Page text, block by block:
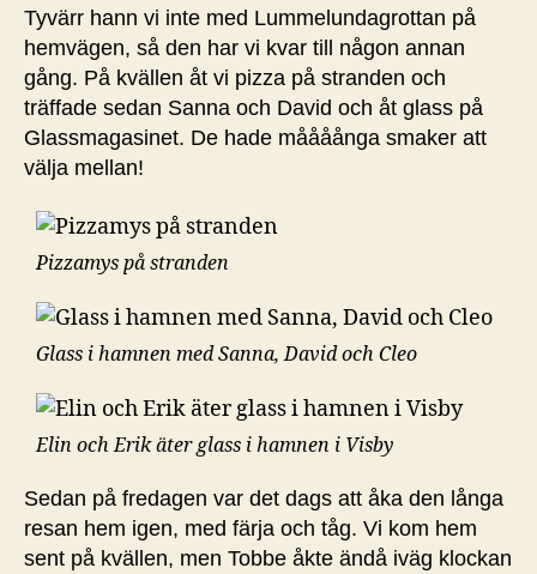
Tyvärr hann vi inte med Lummelundagrottan på
hemvägen, så den har vi kvar till någon annan
gång. På kvällen åt vi pizza på stranden och
träffade sedan Sanna och David och åt glass på
Glassmagasinet. De hade måååånga smaker att
välja mellan!
Pizzamys på stranden
Glass i hamnen med Sanna, David och Cleo
Elin och Erik äter glass i hamnen i Visby
Sedan på fredagen var det dags att åka den långa
resan hem igen, med färja och tåg. Vi kom hem
sent på kvällen, men Tobbe åkte ändå iväg klockan